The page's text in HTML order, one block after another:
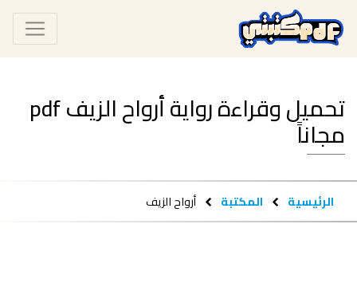
تحميل وقراءة رواية أرواح الزيف pdf
مجاناً
الرئيسية المكتبة أرواح الزيف